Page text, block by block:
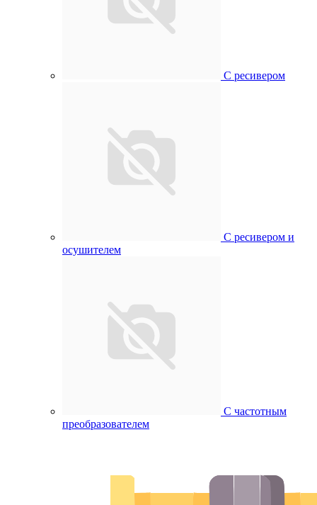
С ресивером
С ресивером и
осушителем
С частотным
преобразователем